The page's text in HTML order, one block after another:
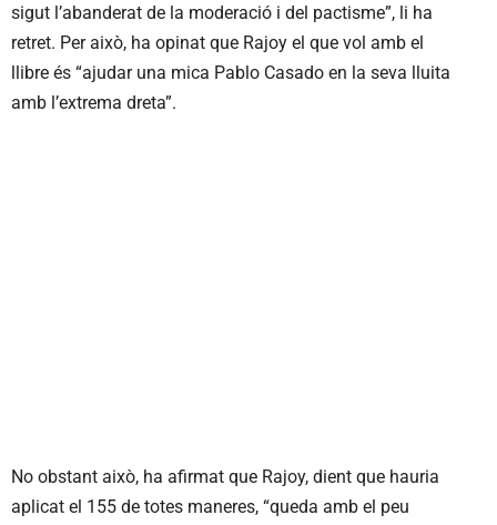
sigut l’abanderat de la moderació i del pactisme”, li ha
retret. Per això, ha opinat que Rajoy el que vol amb el
llibre és “ajudar una mica Pablo Casado en la seva lluita
amb l’extrema dreta”.
No obstant això, ha afirmat que Rajoy, dient que hauria
aplicat el 155 de totes maneres, “queda amb el peu